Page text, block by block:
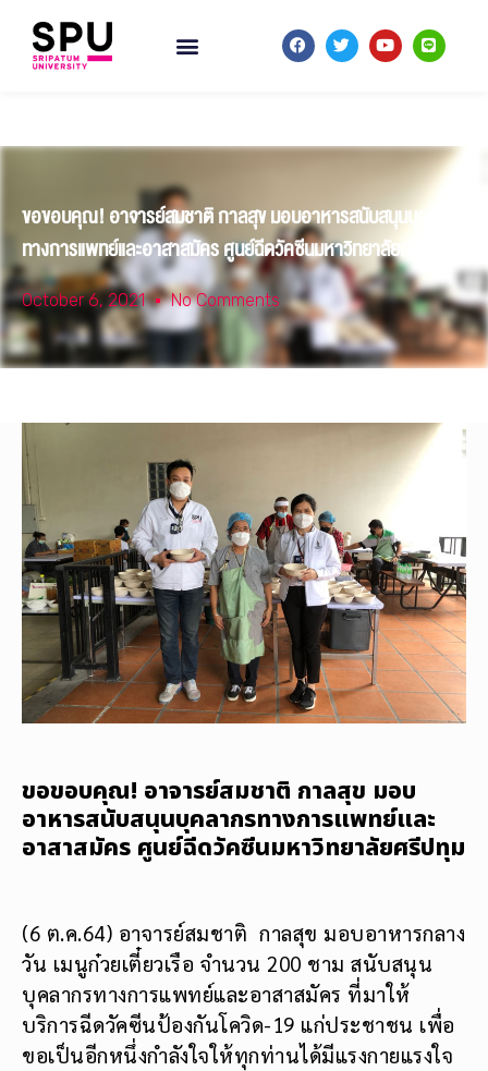
ขอขอบคุณ! อาจารย์สมชาติ กาลสุข มอบอาหารสนับสนุนบุคลากร
ทางการแพทย์และอาสาสมัคร ศูนย์ฉีดวัคซีนมหาวิทยาลัยศรีปทุม
October 6, 2021 No Comments
ขอขอบคุณ! อาจารย์สมชาติ กาลสุข มอบ
อาหารสนับสนุนบุคลากรทางการแพทย์และ
อาสาสมัคร ศูนย์ฉีดวัคซีนมหาวิทยาลัยศรีปทุม
(6 ต.ค.64) อาจารย์สมชาติ กาลสุข มอบอาหารกลาง
วัน เมนูก๋วยเตี๋ยวเรือ จำนวน 200 ชาม สนับสนุน
บุคลากรทางการแพทย์และอาสาสมัคร ที่มาให้
บริการฉีดวัคซีนป้องกันโควิด-19 แก่ประชาชน เพื่อ
ขอเป็นอีกหนึ่งกำลังใจให้ทุกท่านได้มีแรงกายแรงใจ